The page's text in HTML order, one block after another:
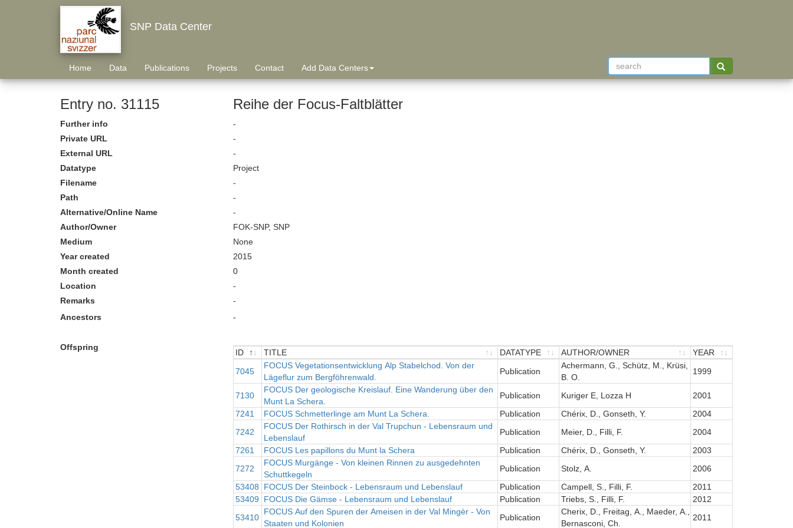
SNP Data Center
Home Data Publications Projects Contact Add Data Centers
Entry no. 31115 Reihe der Focus-Faltblätter
Further info
-
Private URL
-
External URL
-
Datatype
Project
Filename
-
Path
-
Alternative/Online Name
-
Author/Owner
FOK-SNP, SNP
Medium
None
Year created
2015
Month created
0
Location
-
Remarks
-
Ancestors
-
Offspring
ID TITLE DATATYPE AUTHOR/OWNER
YEAR
TITLE AUTHOR/OWNER
7045
FOCUS Vegetationsentwicklung Alp Stabelchod. Von der
Lägeflur zum Bergföhrenwald.
Publication
Achermann, G., Schütz, M., Krüsi,
B. O.
1999
7130
FOCUS Der geologische Kreislauf. Eine Wanderung über den
Munt La Schera.
Publication Kuriger E, Lozza H
2001
7241
FOCUS Schmetterlinge am Munt La Schera. Publication Chérix, D., Gonseth, Y.
2004
7242
FOCUS Der Rothirsch in der Val Trupchun - Lebensraum und
Lebenslauf
Publication Meier, D., Filli, F.
2004
7261
FOCUS Les papillons du Munt la Schera Publication Chérix, D., Gonseth, Y.
2003
7272
FOCUS Murgänge - Von kleinen Rinnen zu ausgedehnten
Schuttkegeln
Publication Stolz, A.
2006
53408
FOCUS Der Steinbock - Lebensraum und Lebenslauf Publication Campell, S., Filli, F.
2011
53409
FOCUS Die Gämse - Lebensraum und Lebenslauf Publication Triebs, S., Filli, F.
2012
53410
FOCUS Auf den Spuren der Ameisen in der Val Mingèr - Von
Staaten und Kolonien
Publication
Cherix, D., Freitag, A., Maeder, A.,
Bernasconi, Ch.
2011